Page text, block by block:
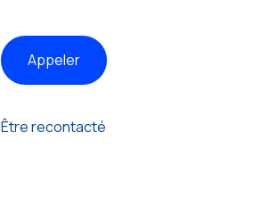
Appeler
Être recontacté